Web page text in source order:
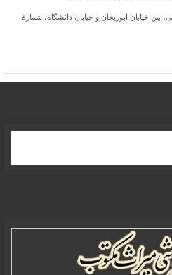
بین خیابان ابوریحان و خیابان دانشگاه، شمارۀ